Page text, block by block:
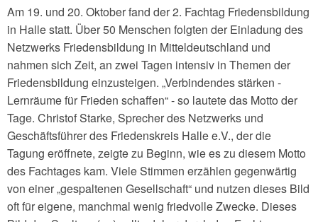
Am 19. und 20. Oktober fand der 2. Fachtag Friedensbildung
in Halle statt. Über 50 Menschen folgten der Einladung des
Netzwerks Friedensbildung in Mitteldeutschland und
nahmen sich Zeit, an zwei Tagen intensiv in Themen der
Friedensbildung einzusteigen. „Verbindendes stärken -
Lernräume für Frieden schaffen“ - so lautete das Motto der
Tage. Christof Starke, Sprecher des Netzwerks und
Geschäftsführer des Friedenskreis Halle e.V., der die
Tagung eröffnete, zeigte zu Beginn, wie es zu diesem Motto
des Fachtages kam. Viele Stimmen erzählen gegenwärtig
von einer „gespaltenen Gesellschaft“ und nutzen dieses Bild
oft für eigene, manchmal wenig friedvolle Zwecke. Dieses